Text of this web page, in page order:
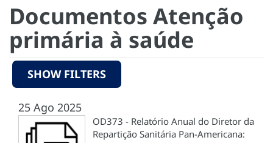
Documentos Atenção
primária à saúde
SHOW FILTERS
25 Ago 2025
OD373 - Relatório Anual do Diretor da
Repartição Sanitária Pan-Americana: